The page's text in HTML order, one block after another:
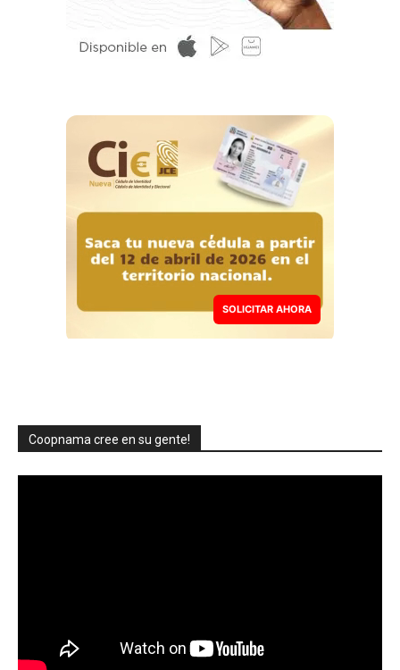
SOLICITAR AHORA
Coopnama cree en su gente!